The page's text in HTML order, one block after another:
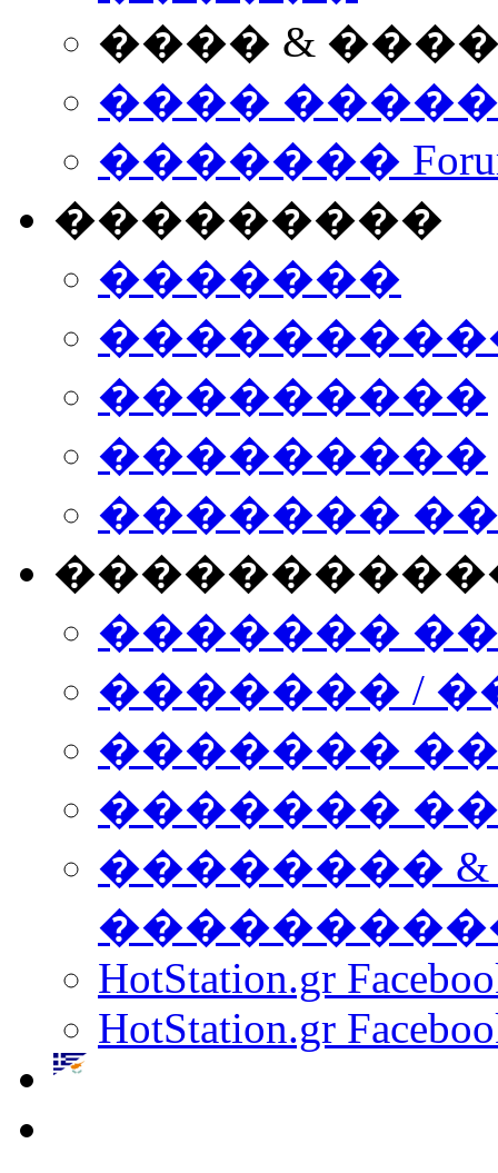
���� &
����
�������
���������
�������
���������
���������
�������
�������
������� /
�������
������� ���
��������
HotStation.gr
HotStation.gr